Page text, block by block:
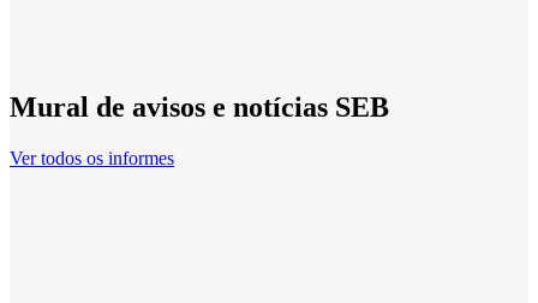
Mural de avisos e notícias SEB
Ver todos os informes